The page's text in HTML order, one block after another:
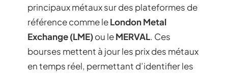
principaux métaux sur des plateformes de
référence comme leLondon Metal
Exchange (LME)ou leMERVAL. Ces
bourses mettent à jour les prix des métaux
en temps réel, permettant d’identifier les